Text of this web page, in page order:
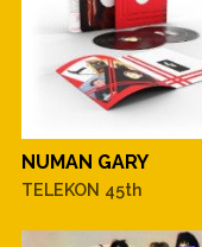
NUMAN GARY
TELEKON 45th